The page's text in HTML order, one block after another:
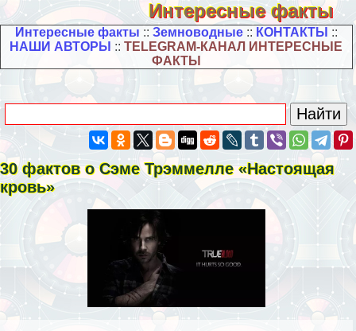
Интересные факты
Интересные факты :: Земноводные:: КОНТАКТЫ ::
НАШИ АВТОРЫ ::TELEGRAM-КАНАЛ ИНТЕРЕСНЫЕ
ФАКТЫ
30 фактов о Сэме Трэммелле «Настоящая
кровь»